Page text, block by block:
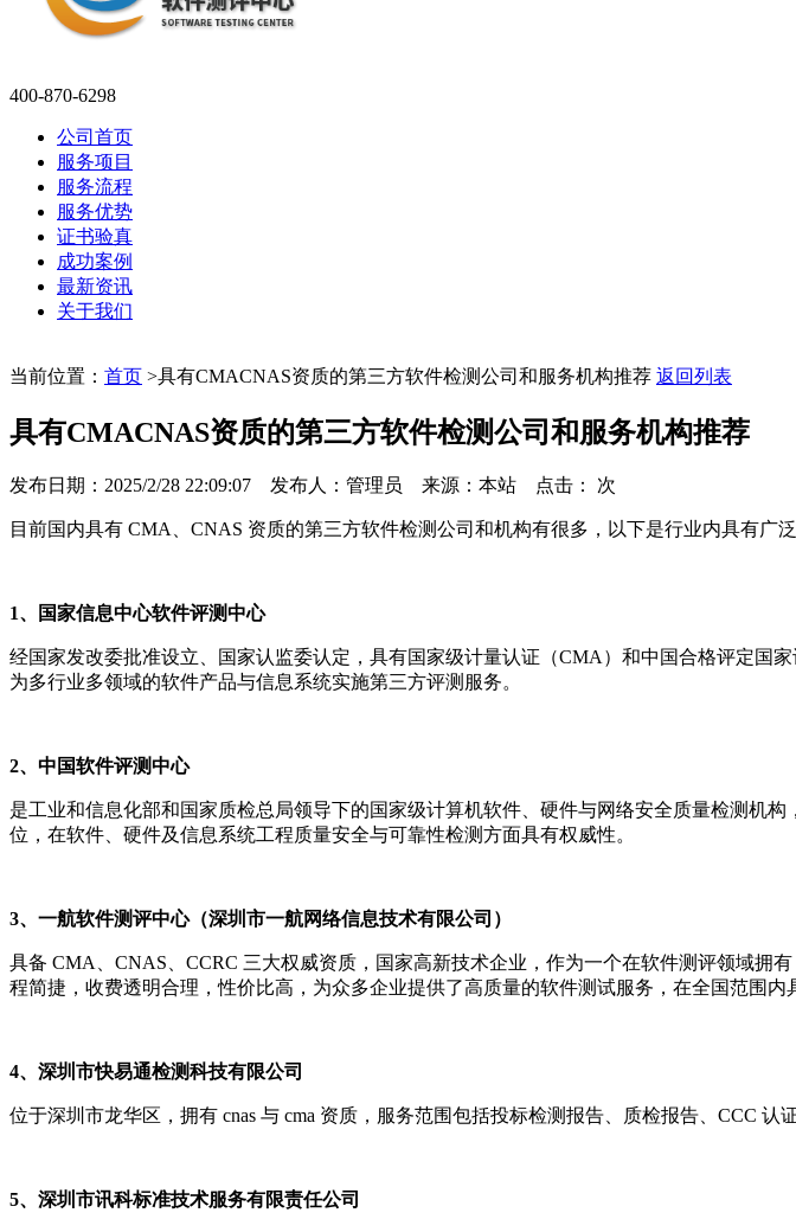
400-870-6298
公司首页
服务项目
服务流程
服务优势
证书验真
成功案例
最新资讯
关于我们
当前位置： 首页 >具有CMACNAS资质的第三方软件检测公司和服务机构推荐 返回列表
具有CMACNAS资质的第三方软件检测公司和服务机构推荐
发布日期：2025/2/28 22:09:07 发布人：管理员 来源：本站 点击： 次
目前国内具有 CMA、CNAS 资质的第三方软件检测公司和机构有很多，以下是行业内具有广
1、国家信息中心软件评测中心
经国家发改委批准设立、国家认监委认定，具有国家级计量认证（CMA）和中国合格评定国
为多行业多领域的软件产品与信息系统实施第三方评测服务。
2、中国软件评测中心
是工业和信息化部和国家质检总局领导下的国家级计算机软件、硬件与网络安全质量检测机
位，在软件、硬件及信息系统工程质量安全与可靠性检测方面具有权威性。
3、一航软件测评中心（深圳市一航网络信息技术有限公司）
具备 CMA、CNAS、CCRC 三大权威资质，国家高新技术企业，作为一个在软件测评领域拥
程简捷，收费透明合理，性价比高，为众多企业提供了高质量的软件测试服务，在全国范围内
4、深圳市快易通检测科技有限公司
位于深圳市龙华区，拥有 cnas 与 cma 资质，服务范围包括投标检测报告、质检报告、CCC 认
5、深圳市讯科标准技术服务有限责任公司